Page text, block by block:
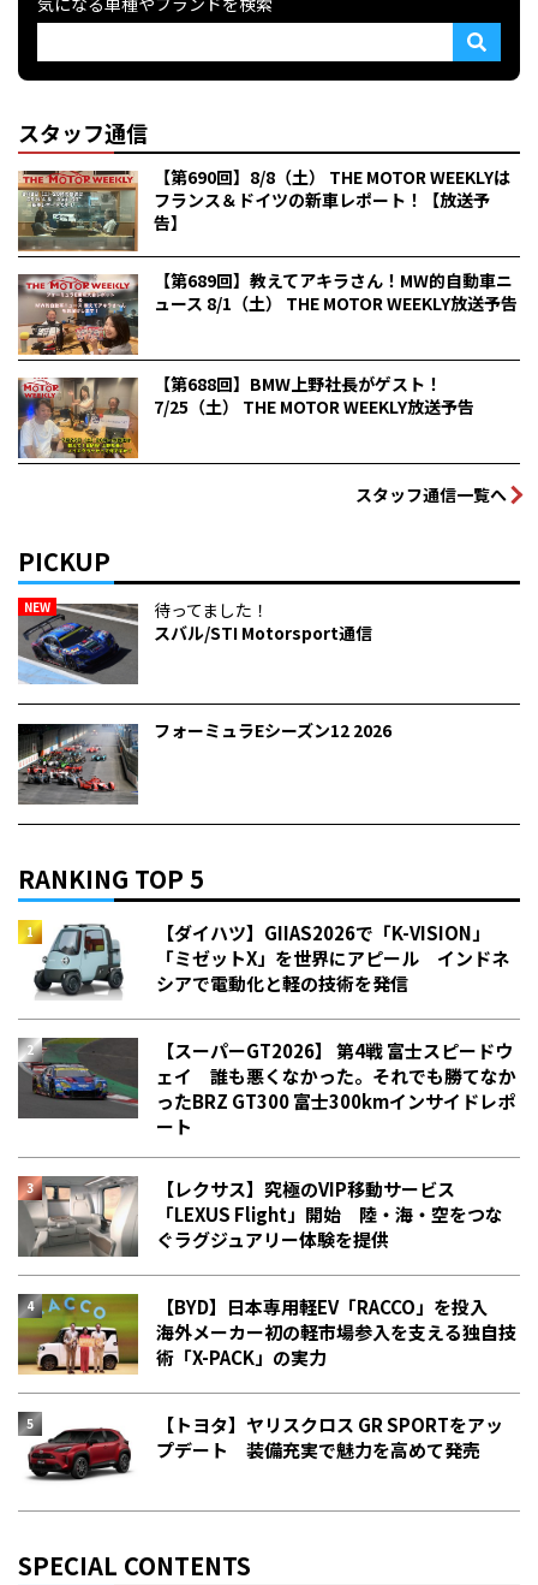
スタッフ通信
【第690回】8/8（土） THE MOTOR WEEKLYは
フランス＆ドイツの新車レポート！【放送予
告】
【第689回】教えてアキラさん！MW的自動車ニ
ュース 8/1（土） THE MOTOR WEEKLY放送予告
【第688回】BMW上野社長がゲスト！
7/25（土） THE MOTOR WEEKLY放送予告
スタッフ通信一覧へ
PICKUP
NEW
待ってました！
スバル/STI Motorsport通信
フォーミュラEシーズン12 2026
RANKING TOP 5
【ダイハツ】GIIAS2026で「K-VISION」
「ミゼットX」を世界にアピール インドネ
シアで電動化と軽の技術を発信
【スーパーGT2026】 第4戦 富士スピードウ
ェイ 誰も悪くなかった。それでも勝てなか
った――BRZ GT300 富士300kmインサイドレポ
ート
【レクサス】究極のVIP移動サービス
「LEXUS Flight」開始 陸・海・空をつな
ぐラグジュアリー体験を提供
【BYD】日本専用軽EV「RACCO」を投入
海外メーカー初の軽市場参入を支える独自技
術「X-PACK」の実力
【トヨタ】ヤリスクロス GR SPORTをアッ
プデート 装備充実で魅力を高めて発売
SPECIAL CONTENTS